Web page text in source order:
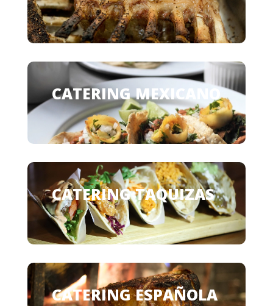
CATERING MEXICANO
CATERING TAQUIZAS
CATERING ESPAÑOLA